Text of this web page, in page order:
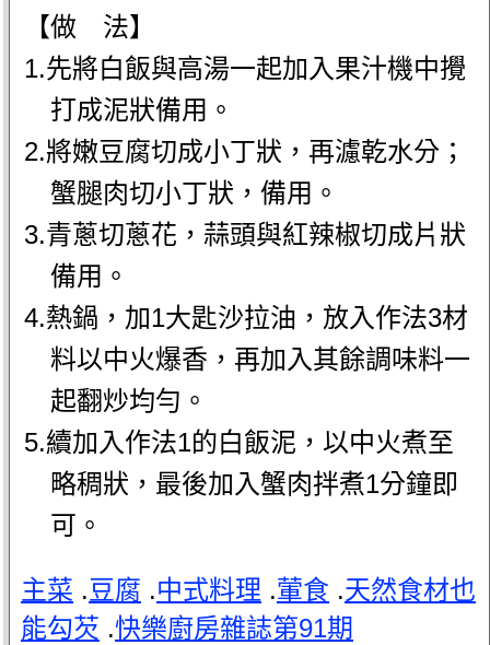
【做 法】
1.先將白飯與高湯一起加入果汁機中攪
打成泥狀備用。
2.將嫩豆腐切成小丁狀，再濾乾水分；
蟹腿肉切小丁狀，備用。
3.青蔥切蔥花，蒜頭與紅辣椒切成片狀
備用。
4.熱鍋，加1大匙沙拉油，放入作法3材
料以中火爆香，再加入其餘調味料一
起翻炒均勻。
5.續加入作法1的白飯泥，以中火煮至
略稠狀，最後加入蟹肉拌煮1分鐘即
可。
主菜 .豆腐 .中式料理 .葷食 .天然食材也
能勾芡 .快樂廚房雜誌第91期